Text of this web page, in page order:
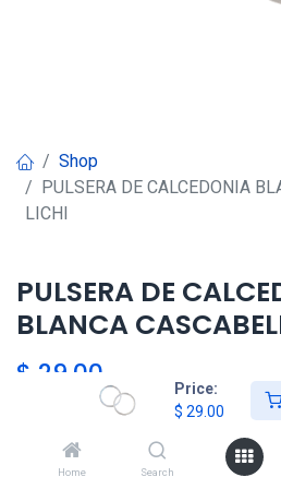
Price:
$ 29.00
Home Search
Shop
PULSERA DE CALCEDONIA
LICHI
PULSERA DE
BLANCA
$ 29.00